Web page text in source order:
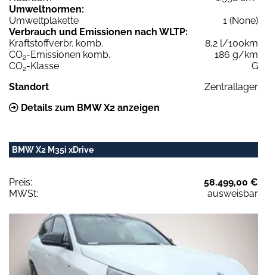
Umweltnormen:
Umweltplakette
1 (None)
Verbrauch und Emissionen nach WLTP:
Kraftstoffverbr. komb.
8,2 l/100km
CO2-Emissionen komb.
186 g/km
CO2-Klasse
G
Standort
Zentrallager
Details zum BMW X2 anzeigen
BMW X2 M35i xDrive
Preis:
58.499,00 €
MWSt:
ausweisbar